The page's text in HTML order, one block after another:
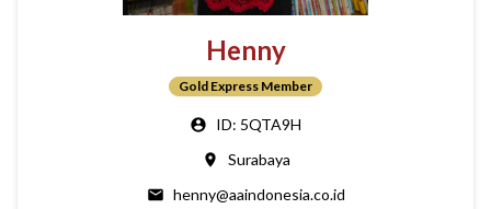
Henny
Gold Express Member
ID: 5QTA9H
Surabaya
henny@aaindonesia.co.id